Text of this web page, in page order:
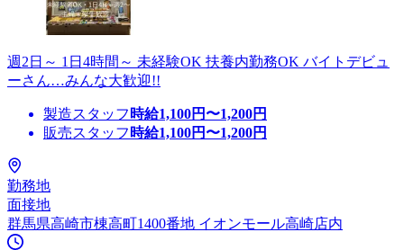
週2日～ 1日4時間～ 未経験OK 扶養内勤務OK バイトデビュ
ーさん…みんな大歓迎!!
製造スタッフ 時給1,100円〜1,200円
販売スタッフ 時給1,100円〜1,200円
勤務地
面接地
群馬県高崎市棟高町1400番地 イオンモール高崎店内